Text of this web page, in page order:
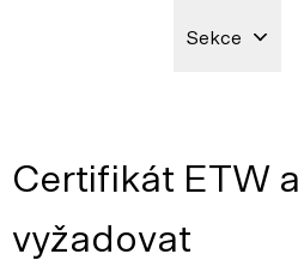
Sekce
Certifikát ETW
vyžadovat